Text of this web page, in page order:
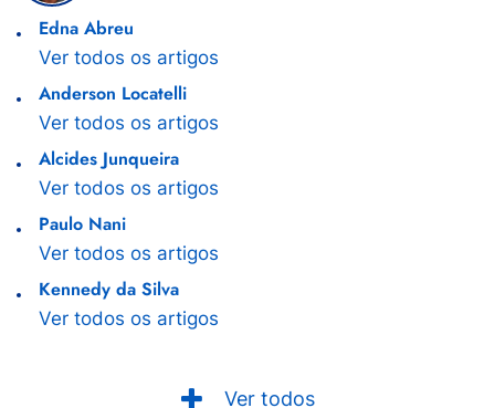
Edna Abreu
Ver todos os artigos
Anderson Locatelli
Ver todos os artigos
Alcides Junqueira
Ver todos os artigos
Paulo Nani
Ver todos os artigos
Kennedy da Silva
Ver todos os artigos
Ver todos